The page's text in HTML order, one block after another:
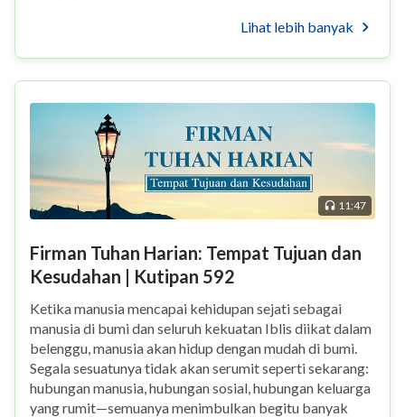
Lihat lebih banyak
11:47
Firman Tuhan Harian: Tempat Tujuan dan
Kesudahan | Kutipan 592
Ketika manusia mencapai kehidupan sejati sebagai
manusia di bumi dan seluruh kekuatan Iblis diikat dalam
belenggu, manusia akan hidup dengan mudah di bumi.
Segala sesuatunya tidak akan serumit seperti sekarang:
hubungan manusia, hubungan sosial, hubungan keluarga
yang rumit—semuanya menimbulkan begitu banyak